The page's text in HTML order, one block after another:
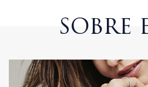
SOBRE